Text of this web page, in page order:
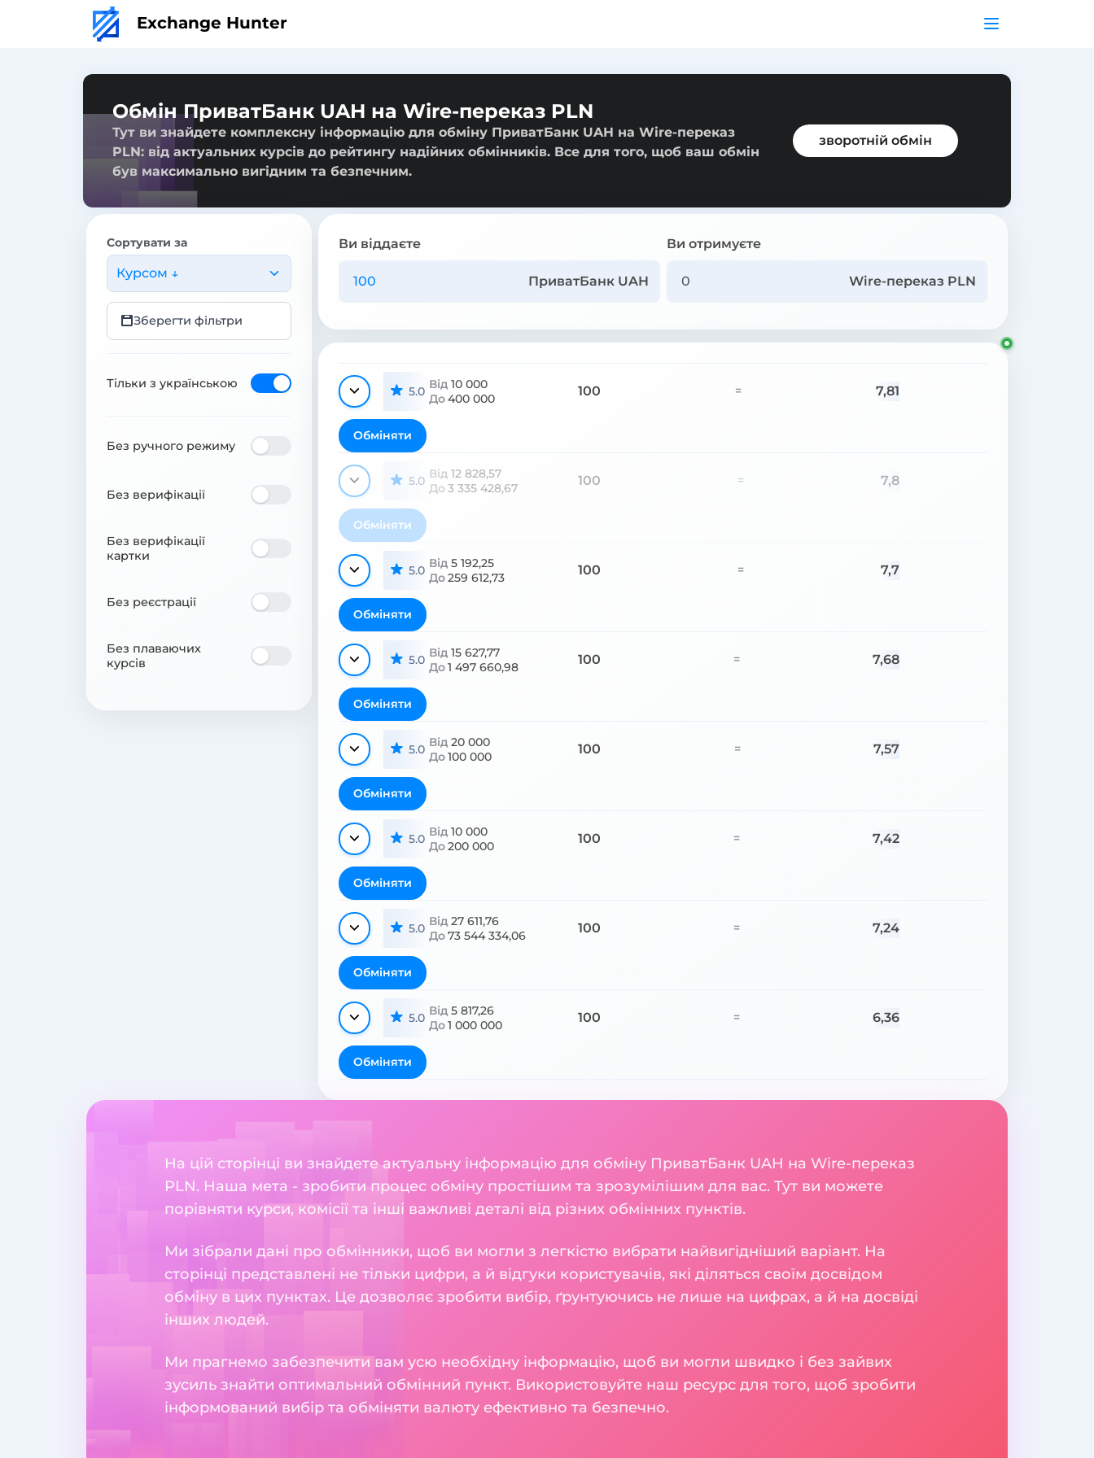
Exchange Hunter
Обмін ПриватБанк UAH на Wire-переказ PLN
Тут ви знайдете комплексну інформацію для обміну ПриватБанк UAH на Wire-переказ
PLN: від актуальних курсів до рейтингу надійних обмінників. Все для того, щоб ваш обмін
був максимально вигідним та безпечним.
зворотній обмін
Сортувати за
Курсом ↓
Зберегти фільтри
Тільки з українською
Без ручного режиму
Без верифікації
Без верифікації
картки
Без реєстрації
Без плаваючих
курсів
Ви віддаєте
ПриватБанк UAH
Ви отримуєте
Wire-переказ PLN
5.0 Від 10 000
До400 000 100 = 7,81
Обміняти
5.0 Від 12 828,57
До 3 335 428,67 100 = 7,8
Обміняти
5.0 Від 5 192,25
До259 612,73 100 = 7,7
Обміняти
5.0 Від 15 627,77
До1 497 660,98 100 = 7,68
Обміняти
5.0 Від 20 000
До100 000 100 = 7,57
Обміняти
5.0 Від 10 000
До200 000 100 = 7,42
Обміняти
5.0 Від 27 611,76
До73 544 334,06 100 = 7,24
Обміняти
5.0 Від 5 817,26
До1 000 000 100 = 6,36
Обміняти
На цій сторінці ви знайдете актуальну інформацію для обміну ПриватБанк UAH на Wire-переказ
PLN. Наша мета - зробити процес обміну простішим та зрозумілішим для вас. Тут ви можете
порівняти курси, комісії та інші важливі деталі від різних обмінних пунктів.
Ми зібрали дані про обмінники, щоб ви могли з легкістю вибрати найвигідніший варіант. На
сторінці представлені не тільки цифри, а й відгуки користувачів, які діляться своїм досвідом
обміну в цих пунктах. Це дозволяє зробити вибір, ґрунтуючись не лише на цифрах, а й на досвіді
інших людей.
Ми прагнемо забезпечити вам усю необхідну інформацію, щоб ви могли швидко і без зайвих
зусиль знайти оптимальний обмінний пункт. Використовуйте наш ресурс для того, щоб зробити
інформований вибір та обміняти валюту ефективно та безпечно.